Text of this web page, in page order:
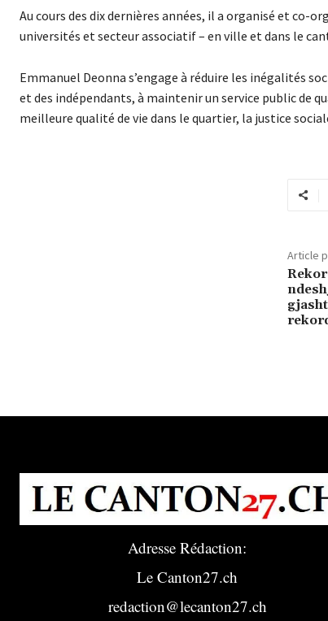
Au cours des dix dernières années, il a organisé et co-
universités et secteur associatif – en ville et dans le
Emmanuel Deonna s’engage à réduire les inégalités
et des indépendants, à maintenir un service public de
meilleure qualité de vie dans le quartier, la justice
Article
Adresse Rédaction:
Le Canton27.ch
redaction@lecanton27.ch